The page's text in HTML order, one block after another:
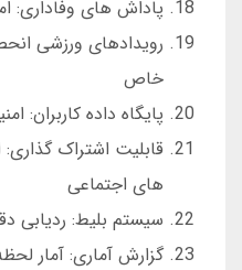
پاداش های وفاداری:
رویدادهای ورزشی
خاص
پایگاه داده
قابلیت اشتراک
های اجتماعی
سیستم بلیط: ردیابی
گزارش آماری: آمار